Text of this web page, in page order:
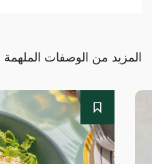
المزيد من الوصفات الملهمة